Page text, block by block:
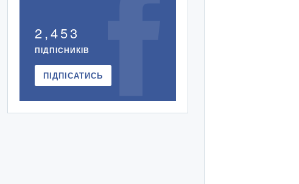
2,453
ПІДПІСНИКІВ
ПІДПІСАТИСЬ